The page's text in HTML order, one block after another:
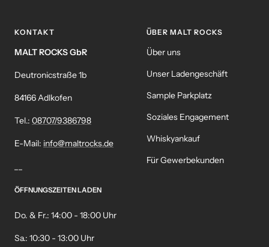
KONTAKT
MALT ROCKS GbR
Deutronicstraße 1b
84166 Adlkofen
Tel.: 08707/9386798
E-Mail: info@maltrocks.de
ÖFFNUNGSZEITEN LADEN
Do. & Fr.: 14:00 - 18:00 Uhr
Sa.: 10:30 - 13:00 Uhr
ÜBER MALT ROCKS
Über uns
Unser Ladengeschäft
Sample Parkplatz
Soziales Engagement
Whiskyankauf
Für Gewerbekunden